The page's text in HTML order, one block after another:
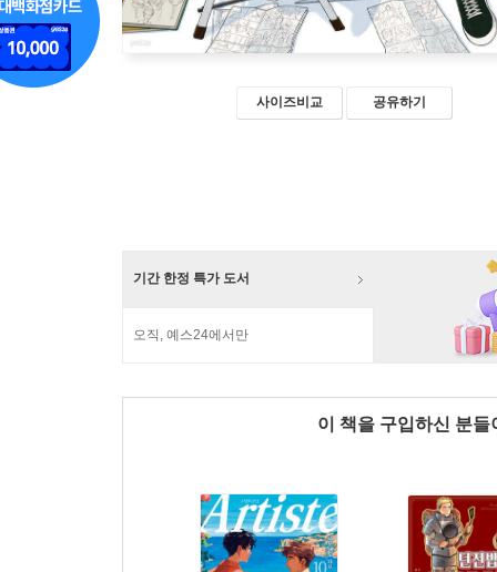
사이즈비교 공유하기
기간 한정 특가 도서
오직, 예스24에서만
이 책을 구입하신 분